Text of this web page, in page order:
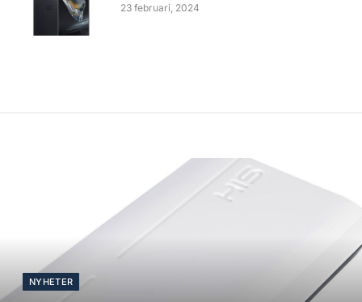
23 februari, 2024
NYHETER